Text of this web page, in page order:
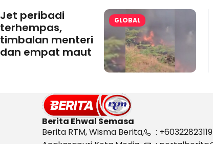
Jet peribadi
terhempas,
timbalan menteri
dan empat maut
GLOBAL
Berita Ehwal Semasa
Berita RTM, Wisma Berita,
: +60322823119